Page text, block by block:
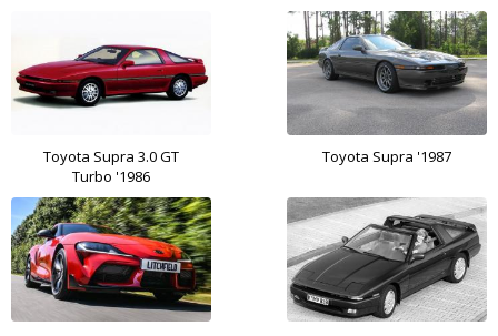
Toyota Supra 3.0 GT
Turbo '1986
Toyota Supra '1987